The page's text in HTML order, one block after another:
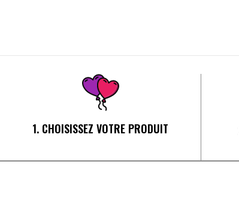
1. CHOISISSEZ VOTRE PRODUIT